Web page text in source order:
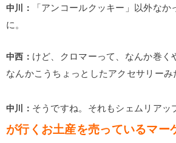
中川：
「アンコールクッキー」以外なか
に。
中西： けど、クロマーって、なんか巻く
なんかこうちょっとしたアクセサリーみ
中川： そうですね。それもシェムリアッ
が行くお土産を売っているマー